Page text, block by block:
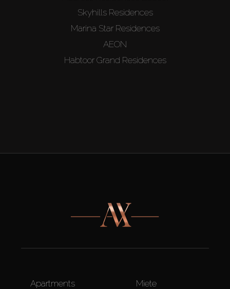
Skyhills Residences
Marina Star Residences
AEON
Habtoor Grand Residences
Apartments
Miete